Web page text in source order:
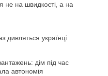
не на швидкості, а на
дивляться українці
дім під час
автономія